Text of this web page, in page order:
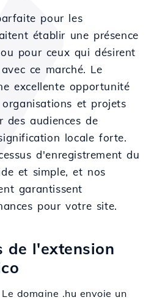
pour les
établir une présence
pour ceux qui désirent
ce marché. Le
excellente opportunité
et projets
audiences de
locale forte.
d'enregistrement du
et simple, et nos
garantissent
pour votre site.
de l'extension
Le domaine .hu envoie un